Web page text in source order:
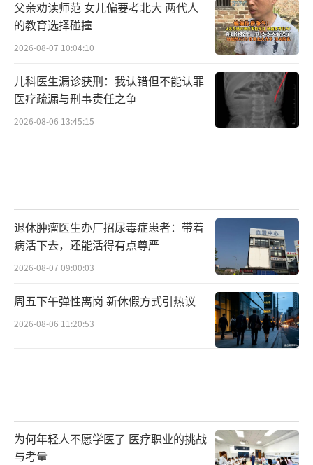
父亲劝读师范 女儿偏要考北大 两代人
的教育选择碰撞
2026-08-07 10:04:10
儿科医生漏诊获刑：我认错但不能认罪
医疗疏漏与刑事责任之争
2026-08-06 13:45:15
退休肿瘤医生办厂招尿毒症患者：带着
病活下去，还能活得有点尊严
2026-08-07 09:00:03
周五下午弹性离岗 新休假方式引热议
2026-08-06 11:20:53
为何年轻人不愿学医了 医疗职业的挑战
与考量